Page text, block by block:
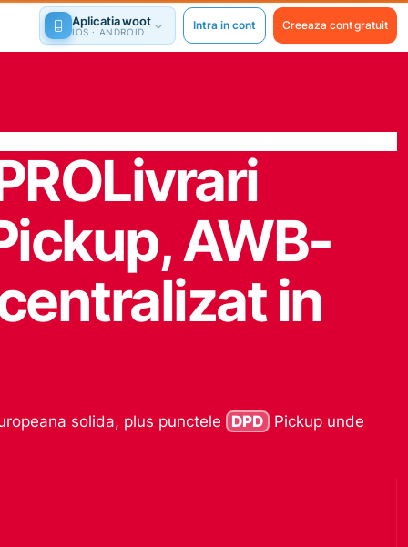
Aplicatia woot
IOS · ANDROID Intra in cont Creeaza cont gratuit
Livrari
AWB-
in
solida, plus punctele DPD
Pickup unde